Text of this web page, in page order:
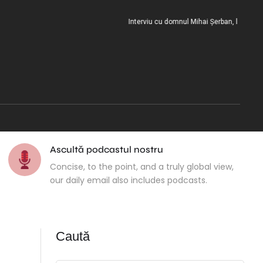
Interviu cu domnul Mihai Șerban, la
Ascultă podcastul nostru
Concise, to the point, and a truly global view,
our daily email also includes podcasts.
Caută